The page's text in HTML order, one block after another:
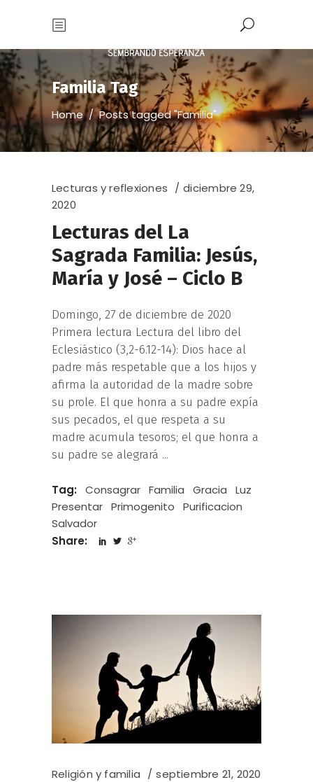
Familia Tag
Home/Posts tagged "Familia"
Lecturas y reflexiones
diciembre 29,
2020
Lecturas del La
Sagrada Familia: Jesús,
María y José – Ciclo B
Domingo, 27 de diciembre de 2020
Primera lectura Lectura del libro del
Eclesiástico (3,2-6.12-14): Dios hace al
padre más respetable que a los hijos y
afirma la autoridad de la madre sobre
su prole. El que honra a su padre expía
sus pecados, el que respeta a su
madre acumula tesoros; el que honra a
su padre se alegrará
Tag: Consagrar Familia Gracia
Luz
Presentar Primogenito
Purificacion
Salvador
Share:
Religión y familia septiembre 21, 2020